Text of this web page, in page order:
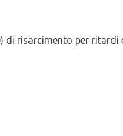
di risarcimento per